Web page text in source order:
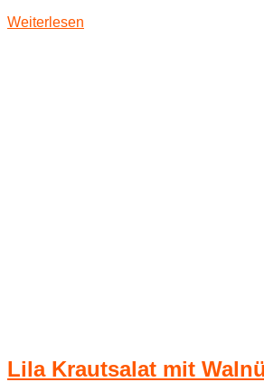
Weiterlesen
Lila Krautsalat mit